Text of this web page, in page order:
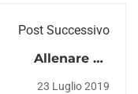
Post Successivo
Allenare gli
addominali bassi:
23 Luglio 2019